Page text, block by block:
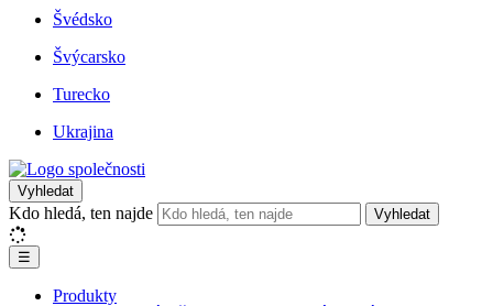
Švédsko
Švýcarsko
Turecko
Ukrajina
Vyhledat
Kdo hledá, ten najde Vyhledat
☰
Produkty